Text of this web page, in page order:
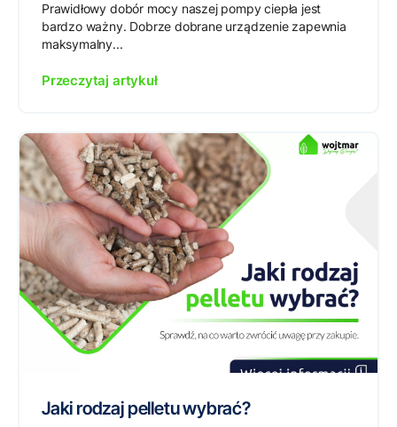
Prawidłowy dobór mocy naszej pompy ciepła jest
bardzo ważny. Dobrze dobrane urządzenie zapewnia
maksymalny...
Przeczytaj artykuł
Jaki rodzaj pelletu wybrać?